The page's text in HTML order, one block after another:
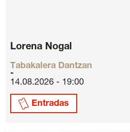
Lorena Nogal
Tabakalera Dantzan
14.08.2026 - 19:00
Entradas